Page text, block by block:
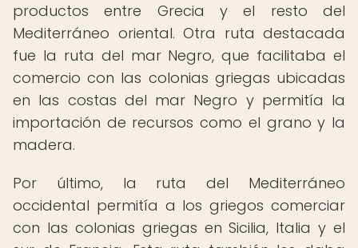
productos entre Grecia y el resto del
Mediterráneo oriental. Otra ruta destacada
fue la ruta del mar Negro, que facilitaba el
comercio con las colonias griegas ubicadas
en las costas del mar Negro y permitía la
importación de recursos como el grano y la
madera.
Por último, la ruta del Mediterráneo
occidental permitía a los griegos comerciar
con las colonias griegas en Sicilia, Italia y el